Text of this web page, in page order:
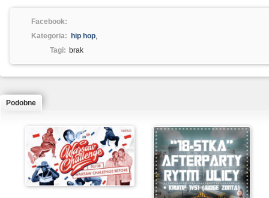
Facebook:
Kategoria:
hip hop,
Tagi: brak
Podobne